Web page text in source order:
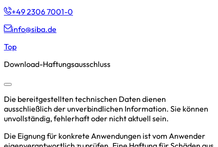
+49 2306 7001-0
info@siba.de
Top
Download-Haftungsausschluss
Die bereitgestellten technischen Daten dienen
ausschließlich der unverbindlichen Information. Sie können
unvollständig, fehlerhaft oder nicht aktuell sein.
Die Eignung für konkrete Anwendungen ist vom Anwender